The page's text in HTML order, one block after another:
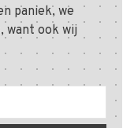
paniek, we
want ook wij